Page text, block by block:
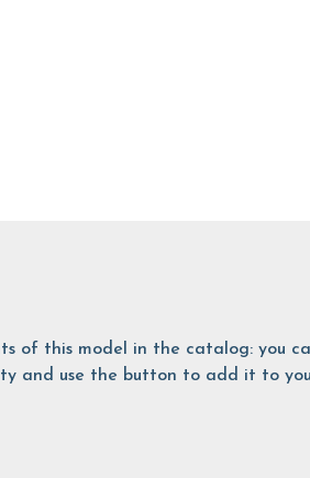
of this model in the catalog: you
and use the button to add it to